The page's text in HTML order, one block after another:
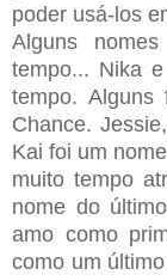
poder usá-los
Alguns
tempo... Nika
tempo. Alguns
Chance.
Kai foi um
muito tempo
nome do
amo como
como um